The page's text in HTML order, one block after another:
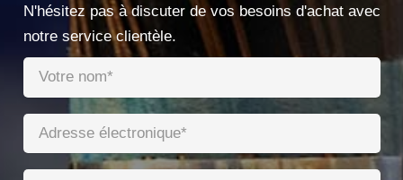
N'hésitez pas à discuter de vos besoins d'achat avec
notre service clientèle.